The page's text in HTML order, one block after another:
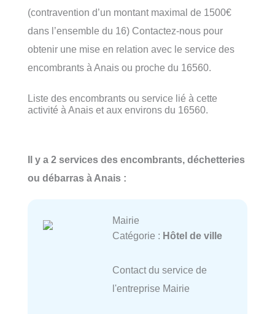
(contravention d’un montant maximal de 1500€
dans l’ensemble du 16) Contactez-nous pour
obtenir une mise en relation avec le service des
encombrants à Anais ou proche du 16560.
Liste des encombrants ou service lié à cette
activité à Anais et aux environs du 16560.
Il y a 2 services des encombrants, déchetteries
ou débarras à Anais :
Mairie
Catégorie : Hôtel de ville
Contact du service de
l'entreprise Mairie